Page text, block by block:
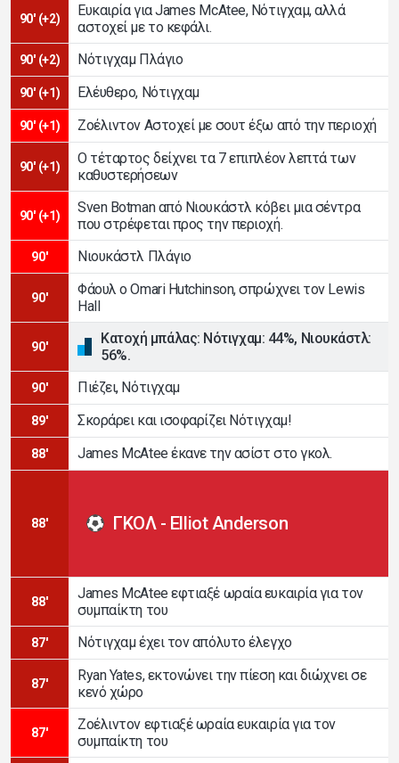
90' (+2)
Ευκαιρία για James McAtee, Νότιγχαμ, αλλά
αστοχεί με το κεφάλι.
90' (+2) Νότιγχαμ Πλάγιο
90' (+1) Ελέυθερο, Νότιγχαμ
90' (+1) Ζοέλιντον Αστοχεί με σουτ έξω από την περιοχή
90' (+1)
Ο τέταρτος δείχνει τα 7 επιπλέον λεπτά των
καθυστερήσεων
90' (+1)
Sven Botman από Νιουκάστλ κόβει μια σέντρα
που στρέφεται προς την περιοχή.
90' Νιουκάστλ Πλάγιο
90'
Φάουλ ο Omari Hutchinson, σπρώχνει τον Lewis
Hall
90'
Κατοχή μπάλας: Νότιγχαμ: 44%, Νιουκάστλ:
56%.
90' Πιέζει, Νότιγχαμ
89' Σκοράρει και ισοφαρίζει Νότιγχαμ!
88' James McAtee έκανε την ασίστ στο γκολ.
88' ΓΚΟΛ - Elliot Anderson
88'
James McAtee εφτιαξέ ωραία ευκαιρία για τον
συμπαίκτη του
87' Νότιγχαμ έχει τον απόλυτο έλεγχο
87'
Ryan Yates, εκτονώνει την πίεση και διώχνει σε
κενό χώρο
87'
Ζοέλιντον εφτιαξέ ωραία ευκαιρία για τον
συμπαίκτη του